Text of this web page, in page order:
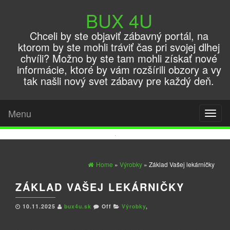
BUX 4U
Chceli by ste objaviť zábavný portál, na
ktorom by ste mohli tráviť čas pri svojej dlhej
chvíli? Možno by ste tam mohli získať nové
informácie, ktoré by vám rozšírili obzory a vy
tak našli nový svet zábavy pre každý deň.
Menu
Home » Výrobky » Základ Vašej lekárničky
ZÁKLAD VAŠEJ LEKÁRNIČKY
10.11.2025 bux4u.sk Off Výrobky,